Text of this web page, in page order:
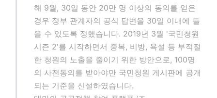
해 9월, 30일 동안 20만 명 이상의 동의를 얻은
경우 정부 관계자의 공식 답변을 30일 이내에 들
을 수 있도록 정했습니다. 2019년 3월 '국민청원
시즌 2'를 시작하면서 중복, 비방, 욕설 등 부적절
한 청원의 노출을 줄이기 위한 방안으로, 100명
의 사전동의를 받아야만 국민청원 게시판에 공개
되는 기준을 신설하였습니다.